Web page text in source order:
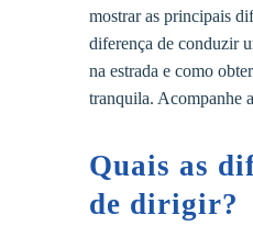
mostrar as principais
diferença de conduzir
na estrada e como
tranquila. Acompanhe
Quais as
de dirigir?